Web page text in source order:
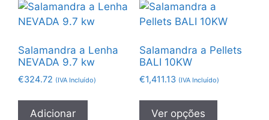
Salamandra a Lenha
NEVADA 9.7 kw
€324.72 (IVA Incluído)
Adicionar
Salamandra a Pellets
BALI 10KW
€1,411.13 (IVA Incluído)
Ver opções